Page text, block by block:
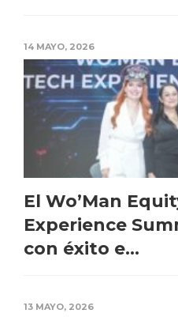
14 MAYO, 2026
El Wo’Man
Experience
con éxito e...
13 MAYO, 2026